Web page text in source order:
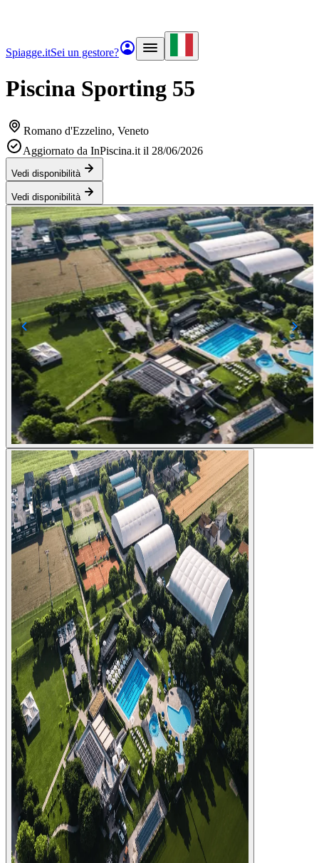
Spiagge.itSei un gestore?
Piscina Sporting 55
Romano d'Ezzelino, Veneto
Aggiornato da InPiscina.it il 28/06/2026
Vedi disponibilità
Vedi disponibilità